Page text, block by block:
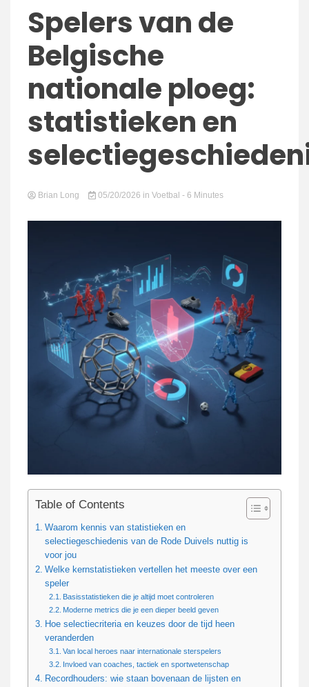
Spelers van de
Belgische
nationale ploeg:
statistieken en
Brian Long 05/20/2026 in Voetbal - 6 Minutes
Table of Contents
Waarom kennis van statistieken en
selectiegeschiedenis van de Rode Duivels nuttig is
voor jou
Welke kernstatistieken vertellen het meeste over een
speler
Basisstatistieken die je altijd moet controleren
Moderne metrics die je een dieper beeld geven
Hoe selectiecriteria en keuzes door de tijd heen
veranderden
Van local heroes naar internationale sterspelers
Invloed van coaches, tactiek en sportwetenschap
Recordhouders: wie staan bovenaan de lijsten en